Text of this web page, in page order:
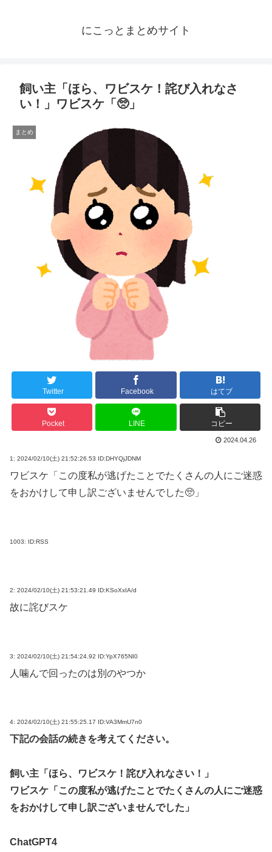
にこっとまとめサイト
飼い主「ほら、ワビスケ！詫び入れなさ
い！」ワビスケ「🥺」
まとめ
Twitter Facebook はてブ
Pocket LINE コピー
2024.04.26
1: 2024/02/10(土) 21:52:26.53 ID:DHYQjJDNM
ワビスケ「この度私が逃げたことでたくさんの人にご迷惑
をおかけして申し訳ございませんでした🥺」
1003: ID:RSS
2: 2024/02/10(土) 21:53:21.49 ID:KSoXxIA/d
故に詫びスケ
3: 2024/02/10(土) 21:54:24.92 ID:YpX765NI0
人噛んで回ったのは別のやつか
4: 2024/02/10(土) 21:55:25.17 ID:VA3MmU7n0
下記の会話の続きを考えてください。
飼い主「ほら、ワビスケ！詫び入れなさい！」
ワビスケ「この度私が逃げたことでたくさんの人にご迷惑
をおかけして申し訳ございませんでした」
ChatGPT4